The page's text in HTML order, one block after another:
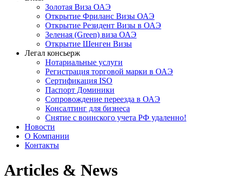
Золотая Виза ОАЭ
Открытие Фриланс Визы ОАЭ
Открытие Резидент Визы в ОАЭ
Зеленая (Green) виза ОАЭ
Открытие Шенген Визы
Легал консьерж
Нотариальные услуги
Регистрация торговой марки в ОАЭ
Сертификация ISO
Паспорт Доминики
Сопровождение переезда в ОАЭ
Консалтинг для бизнеса
Снятие с воинского учета РФ удаленно!
Новости
О Компании
Контакты
Articles & News